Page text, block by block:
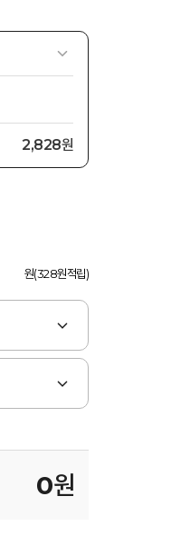
2,828원
원(328원적립)
0원